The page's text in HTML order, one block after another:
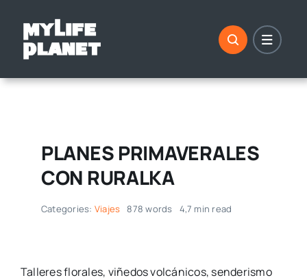
contenido
PLANES PRIMAVERALES
CON RURALKA
Categories: Viajes 878 words 4,7 min read
Talleres florales, viñedos volcánicos, senderismo